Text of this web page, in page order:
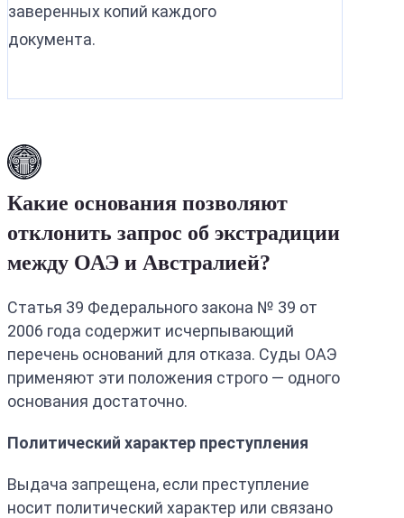
заверенных копий каждого
документа.
Какие основания позволяют
отклонить запрос об экстрадиции
между ОАЭ и Австралией?
Статья 39 Федерального закона № 39 от
2006 года содержит исчерпывающий
перечень оснований для отказа. Суды ОАЭ
применяют эти положения строго — одного
основания достаточно.
Политический характер преступления
Выдача запрещена, если преступление
носит политический характер или связано